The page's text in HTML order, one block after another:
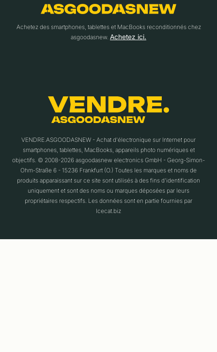
Achetez des smartphones, tablettes et MacBooks reconditionnés chez
asgoodasnew. Achetez ici.
VENDRE.ASGOODASNEW - Achat d'électronique sur Internet pour
smartphones, tablettes, MacBooks, appareils photo numériques et
objectifs. © 2008-2026 asgoodasnew electronics GmbH - Georg-Simon-
Ohm-Straße 6 - 15236 Frankfurt (O.) Toutes les marques et noms de
produits apparaissant sur ce site sont utilisés à des fins d'identification
uniquement et sont des noms ou marques déposées par leurs
propriétaires respectifs. Les données sont en partie fournies par
Icecat.biz